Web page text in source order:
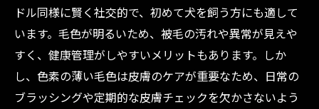
ドル同様に賢く社交的で、初めて犬を飼う方にも適して
います。毛色が明るいため、被毛の汚れや異常が見えや
すく、健康管理がしやすいメリットもあります。しか
し、色素の薄い毛色は皮膚のケアが重要なため、日常の
ブラッシングや定期的な皮膚チェックを欠かさないよう